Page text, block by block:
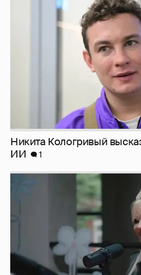
Никита Кологривый
ИИ
1